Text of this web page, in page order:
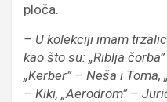
ploča.
– U kolekciji imam
kao što su: „Riblja
„Kerber” – Neša i Toma,
– Kiki, „Aerodrom” –